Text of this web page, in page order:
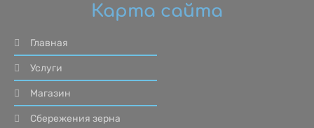
Карта сайта
Главная
Услуги
Магазин
Сбережения зерна